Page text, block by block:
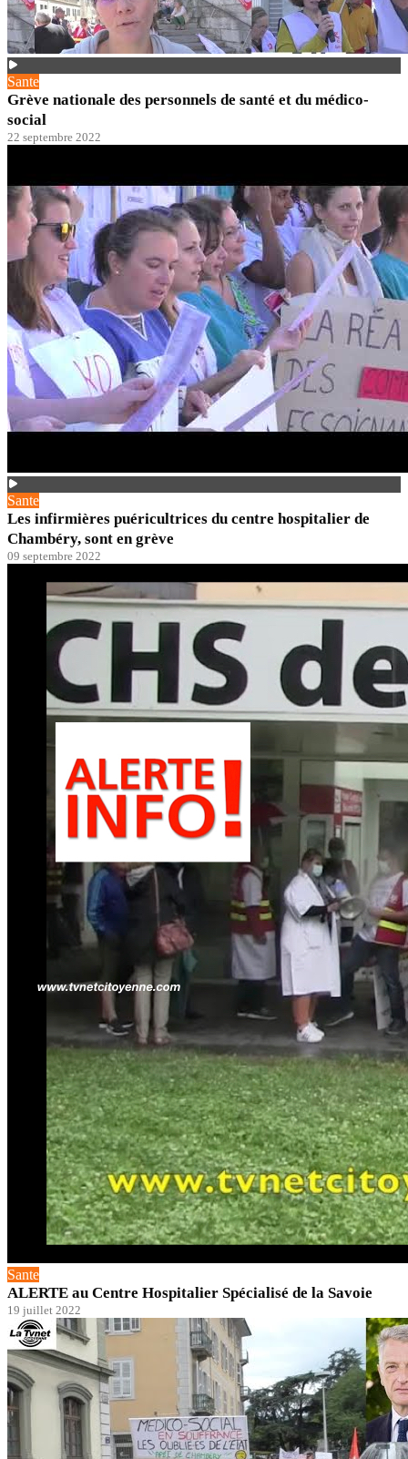
Sante
Grève nationale des personnels de santé et du médico-
social
22 septembre 2022
Sante
Les infirmières puéricultrices du centre hospitalier de
Chambéry, sont en grève
09 septembre 2022
Sante
ALERTE au Centre Hospitalier Spécialisé de la Savoie
19 juillet 2022